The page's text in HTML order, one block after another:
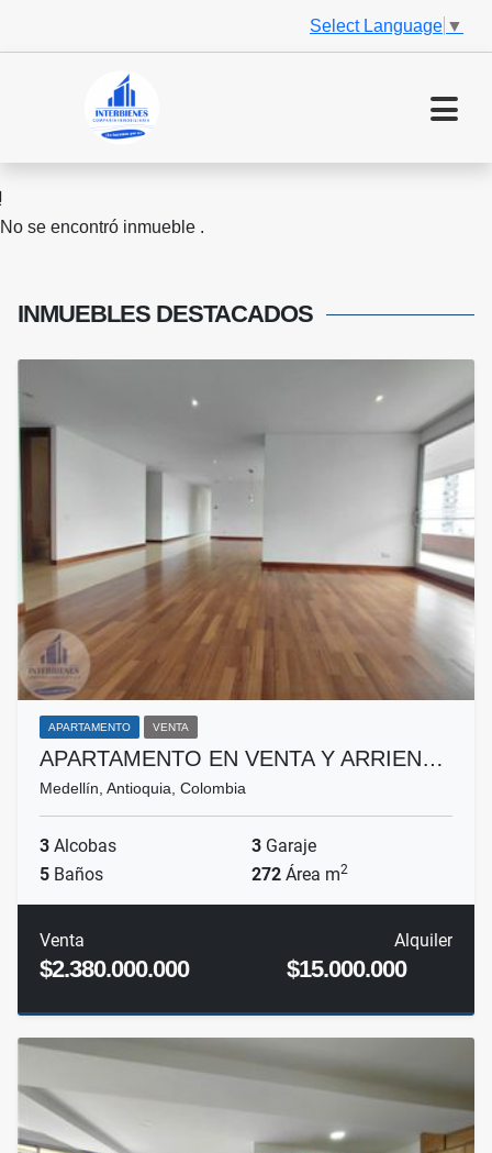
Select Language ▼
No se encontró inmueble .
INMUEBLES DESTACADOS
APARTAMENTO VENTA
APARTAMENTO EN VENTA Y ARRIEN…
Medellín, Antioquia, Colombia
3 Alcobas 3 Garaje
5 Baños 272 Área m2
Venta
$2.380.000.000
Alquiler
$15.000.000